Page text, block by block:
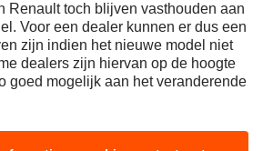
Renault toch blijven vasthouden aan
Voor een dealer kunnen er dus een
zijn indien het nieuwe model niet
dealers zijn hiervan op de hoogte
goed mogelijk aan het veranderende